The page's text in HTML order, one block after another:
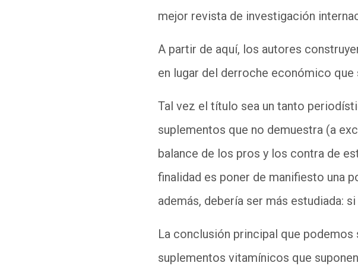
mejor revista de investigación
A partir de aquí, los autores
en lugar del derroche económico
Tal vez el título sea un tanto
suplementos que no demuestra (a
balance de los pros y los contra de
finalidad es poner de manifiesto una
además, debería ser más estudiada:
La conclusión principal que
suplementos vitamínicos que